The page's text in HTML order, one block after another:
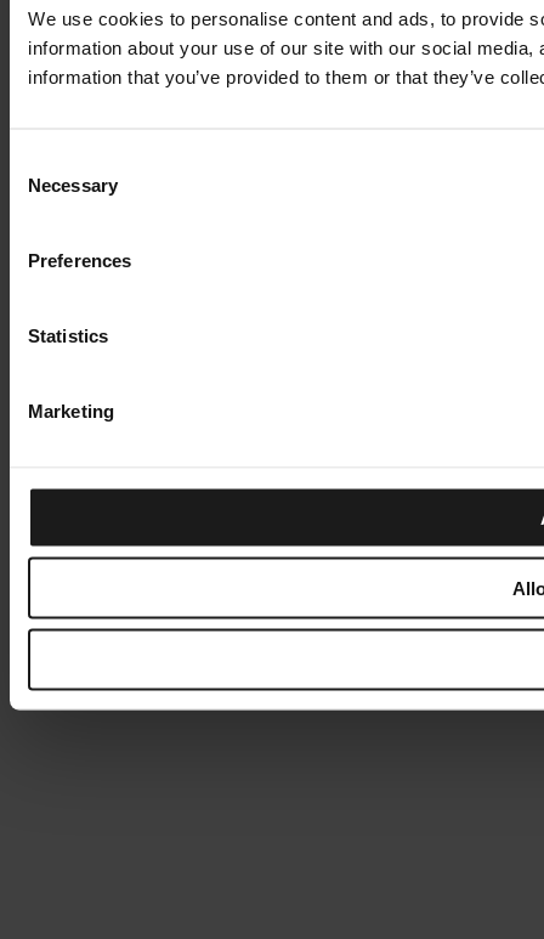
We use cookies to personalise content and ads, to provide
information about your use of our site with our social
information that you’ve provided to them or that they’ve
Selection
Necessary
Preferences
Statistics
Marketing